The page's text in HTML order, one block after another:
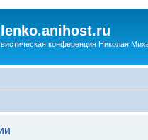
конференция Николая